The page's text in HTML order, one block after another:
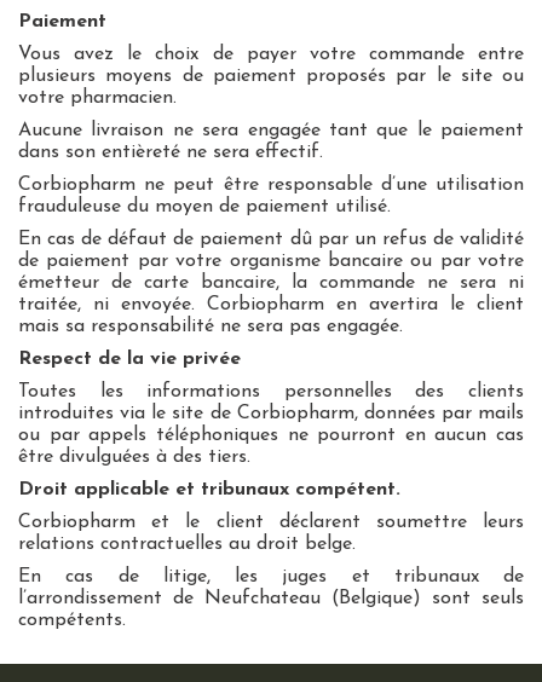
Paiement
Vous avez le choix de payer votre commande entre
plusieurs moyens de paiement proposés par le site ou
votre pharmacien.
Aucune livraison ne sera engagée tant que le paiement
dans son entièreté ne sera effectif.
Corbiopharm ne peut être responsable d’une utilisation
frauduleuse du moyen de paiement utilisé.
En cas de défaut de paiement dû par un refus de validité
de paiement par votre organisme bancaire ou par votre
émetteur de carte bancaire, la commande ne sera ni
traitée, ni envoyée. Corbiopharm en avertira le client
mais sa responsabilité ne sera pas engagée.
Respect de la vie privée
Toutes les informations personnelles des clients
introduites via le site de Corbiopharm, données par mails
ou par appels téléphoniques ne pourront en aucun cas
être divulguées à des tiers.
Droit applicable et tribunaux compétent.
Corbiopharm et le client déclarent soumettre leurs
relations contractuelles au droit belge.
En cas de litige, les juges et tribunaux de
l’arrondissement de Neufchateau (Belgique) sont seuls
compétents.